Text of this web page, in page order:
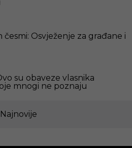
Najnovije
Osvježenje za građane i
su obaveze vlasnika
mnogi ne poznaju